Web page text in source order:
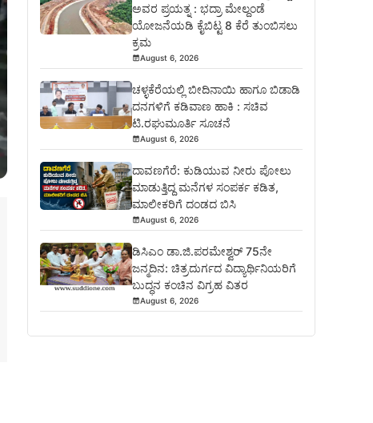
ಅವರ ಪ್ರಯತ್ನ : ಭದ್ರಾ ಮೇಲ್ದಂಡೆ
ಯೋಜನೆಯಡಿ ಕೈಬಿಟ್ಟ 8 ಕೆರೆ ತುಂಬಿಸಲು
ಕ್ರಮ
August 6, 2026
ಚಳ್ಳಕೆರೆಯಲ್ಲಿ ಬೀದಿನಾಯಿ ಹಾಗೂ ಬಿಡಾಡಿ
ದನಗಳಿಗೆ ಕಡಿವಾಣ ಹಾಕಿ : ಸಚಿವ
ಟಿ.ರಘುಮೂರ್ತಿ ಸೂಚನೆ
August 6, 2026
ದಾವಣಗೆರೆ: ಕುಡಿಯುವ ನೀರು ಪೋಲು
ಮಾಡುತ್ತಿದ್ದ ಮನೆಗಳ ಸಂಪರ್ಕ ಕಡಿತ,
ಮಾಲೀಕರಿಗೆ ದಂಡದ ಬಿಸಿ
August 6, 2026
ಡಿಸಿಎಂ ಡಾ.ಜಿ.ಪರಮೇಶ್ವರ್ 75ನೇ
ಜನ್ಮದಿನ: ಚಿತ್ರದುರ್ಗದ ವಿದ್ಯಾರ್ಥಿನಿಯರಿಗೆ
ಬುದ್ಧನ ಕಂಚಿನ ವಿಗ್ರಹ ವಿತರ
August 6, 2026